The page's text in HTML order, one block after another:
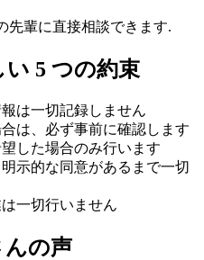
先輩に直接相談できます.
5 つの約束
は一切記録しません
は、必ず事前に確認します
した場合のみ行います
示的な同意があるまで一切
一切行いません
んの声